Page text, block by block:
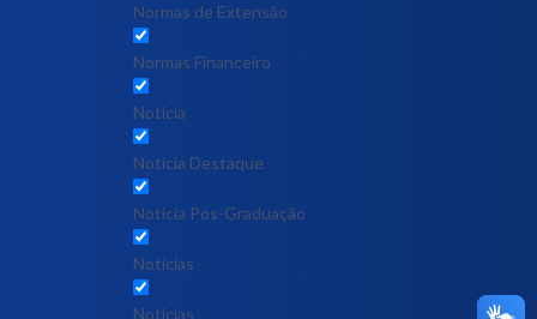
Normas de Extensão
Normas Financeiro
Notícia
Notícia Destaque
Noticia Pós-Graduação
Notícias
Notícias